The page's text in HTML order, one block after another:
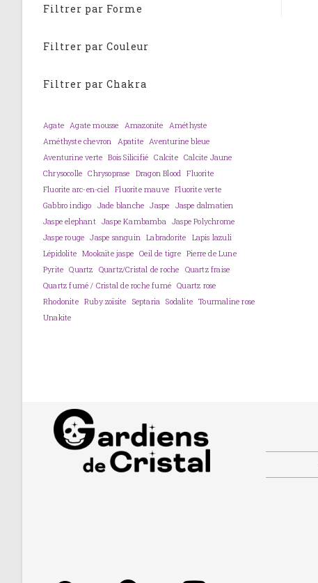
Filtrer par Forme
Filtrer par Couleur
Filtrer par Chakra
Agate Agate mousse Amazonite
Améthyste
Améthyste chevron
Apatite Aventurine bleue
Aventurine verte
Bois Silicifié Calcite Calcite Jaune
Chrysocolle
Chrysoprase Dragon Blood
Fluorite
Fluorite arc-en-ciel Fluorite mauve Fluorite verte
Gabbro indigo
Jade blanche Jaspe
Jaspe dalmatien
Jaspe elephant Jaspe Kambamba Jaspe Polychrome
Jaspe rouge
Jaspe sanguin Labradorite
Lapis lazuli
Lépidolite Mookaïte jaspe Oeil de tigre Pierre de Lune
Pyrite
Quartz Quartz/Cristal de roche
Quartz fraise
Quartz fumé / Cristal de roche fumé Quartz rose
Rhodonite Ruby zoïsite Septaria Sodalite Tourmaline rose
Unakite